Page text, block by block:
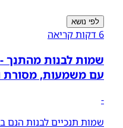
לפי נושא
6 דקות קריאה
עם משמעות, מסורת
-
שמות תנכיים לבנות